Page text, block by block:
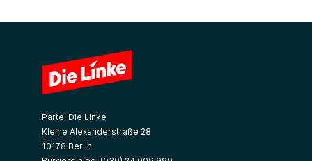
Partei Die Linke
Kleine Alexanderstraße 28
10178 Berlin